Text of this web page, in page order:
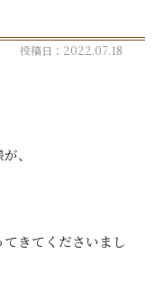
投稿日：2022.07.18
、
きてくださいまし